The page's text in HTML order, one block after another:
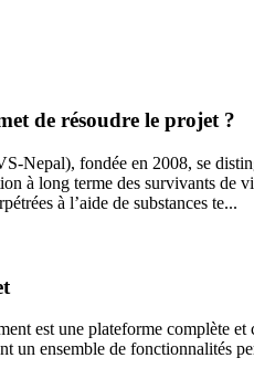
de résoudre le projet ?
Nepal), fondée en 2008, se
à long terme des survivants
à l’aide de substances te...
est une plateforme complète
un ensemble de fonctionnalités